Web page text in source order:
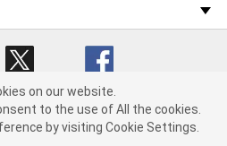
By clicking "Accept", you consent
of All the cookies.
by visiting Cookie Settings.
Parts v OST_3.2.0.0.729 (3) cv1361
on our website.
to the use of All the cookies.
by visiting Cookie Settings.